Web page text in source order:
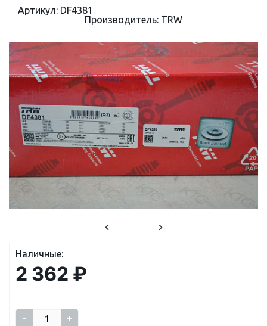
Артикул: DF4381
Производитель: TRW
Наличные:
2 362 ₽
- +